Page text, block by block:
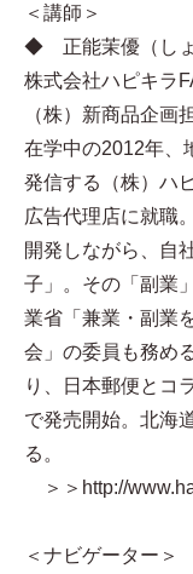
＜講師＞
◆ 正能茉優（し
株式会社ハピキ
（株）新商品企画
在学中の2012年、
発信する（株）ハ
広告代理店に就職
開発しながら、自
子」。その「副業
業省「兼業・副業
会」の委員も務め
り、日本郵便とコ
で発売開始。北海
る。
＞＞http://
＜ナビゲーター＞